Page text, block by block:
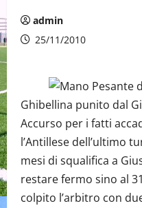
admin
25/11/2010
Ghibellina punito dal
Accurso per i fatti
l’Antillese dell’ultimo
mesi di squalifica a
restare fermo sino al
colpito l’arbitro con